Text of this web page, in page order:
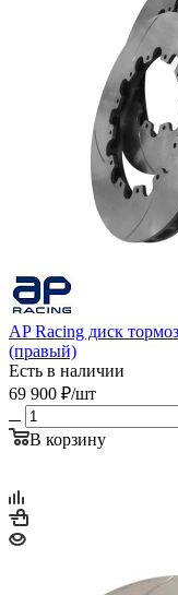
AP Racing диск
(правый)
Есть в наличии
69 900 ₽/шт
В корзину